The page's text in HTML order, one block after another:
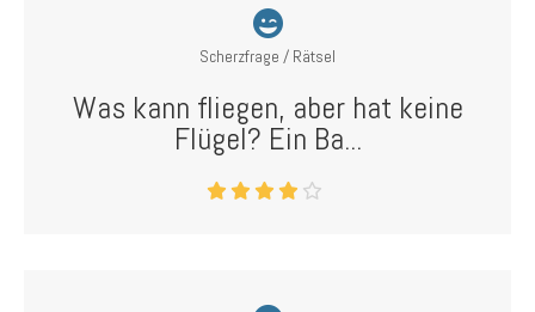
Scherzfrage / Rätsel
Was kann fliegen, aber hat keine
Flügel? Ein Ba...